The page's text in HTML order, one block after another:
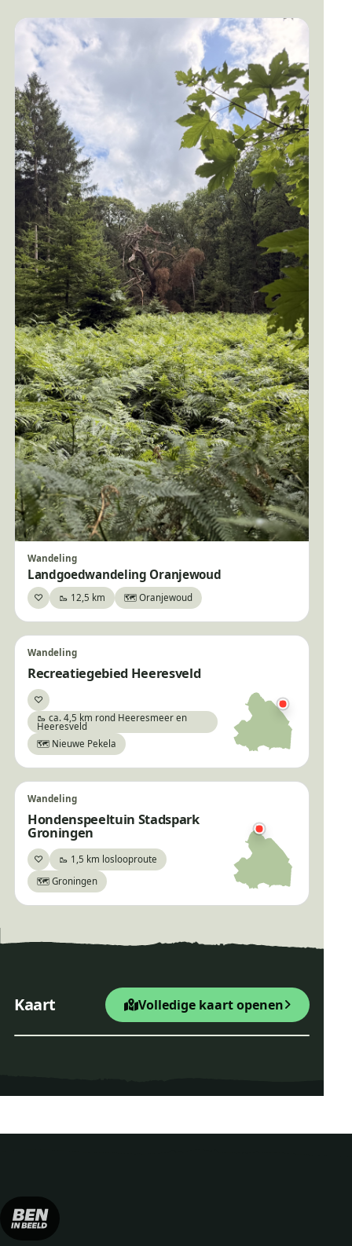
Wandeling
Landgoedwandeling Oranjewoud
♡Bewaar🥾 12,5 km 🗺️ Oranjewoud
Wandeling
Recreatiegebied Heeresveld
♡Bewaar
🥾 ca. 4,5 km rond Heeresmeer en
Heeresveld
🗺️ Nieuwe Pekela
Wandeling
Hondenspeeltuin Stadspark
Groningen
♡Bewaar🥾 1,5 km loslooproute
🗺️ Groningen
Kaart Volledige kaart openen
Startpunt Wandelroute
−